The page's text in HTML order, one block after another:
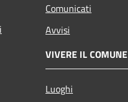
Comunicati
Avvisi
VIVERE IL COMUNE
Luoghi